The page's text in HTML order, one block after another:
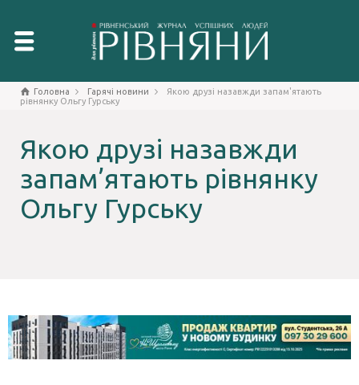
Головна Гарячі новини
Якою друзі назавжди запам'ятають
рівнянку Ольгу Гурську
Якою друзі назавжди
запам’ятають рівнянку
Ольгу Гурську